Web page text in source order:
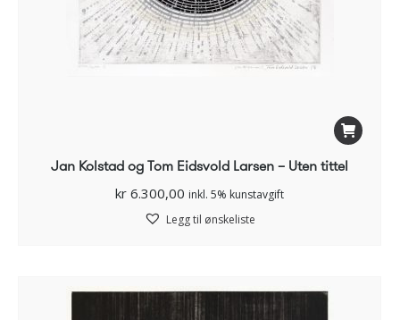
Jan Kolstad og Tom Eidsvold Larsen – Uten tittel
kr 6.300,00 inkl. 5% kunstavgift
Legg til ønskeliste